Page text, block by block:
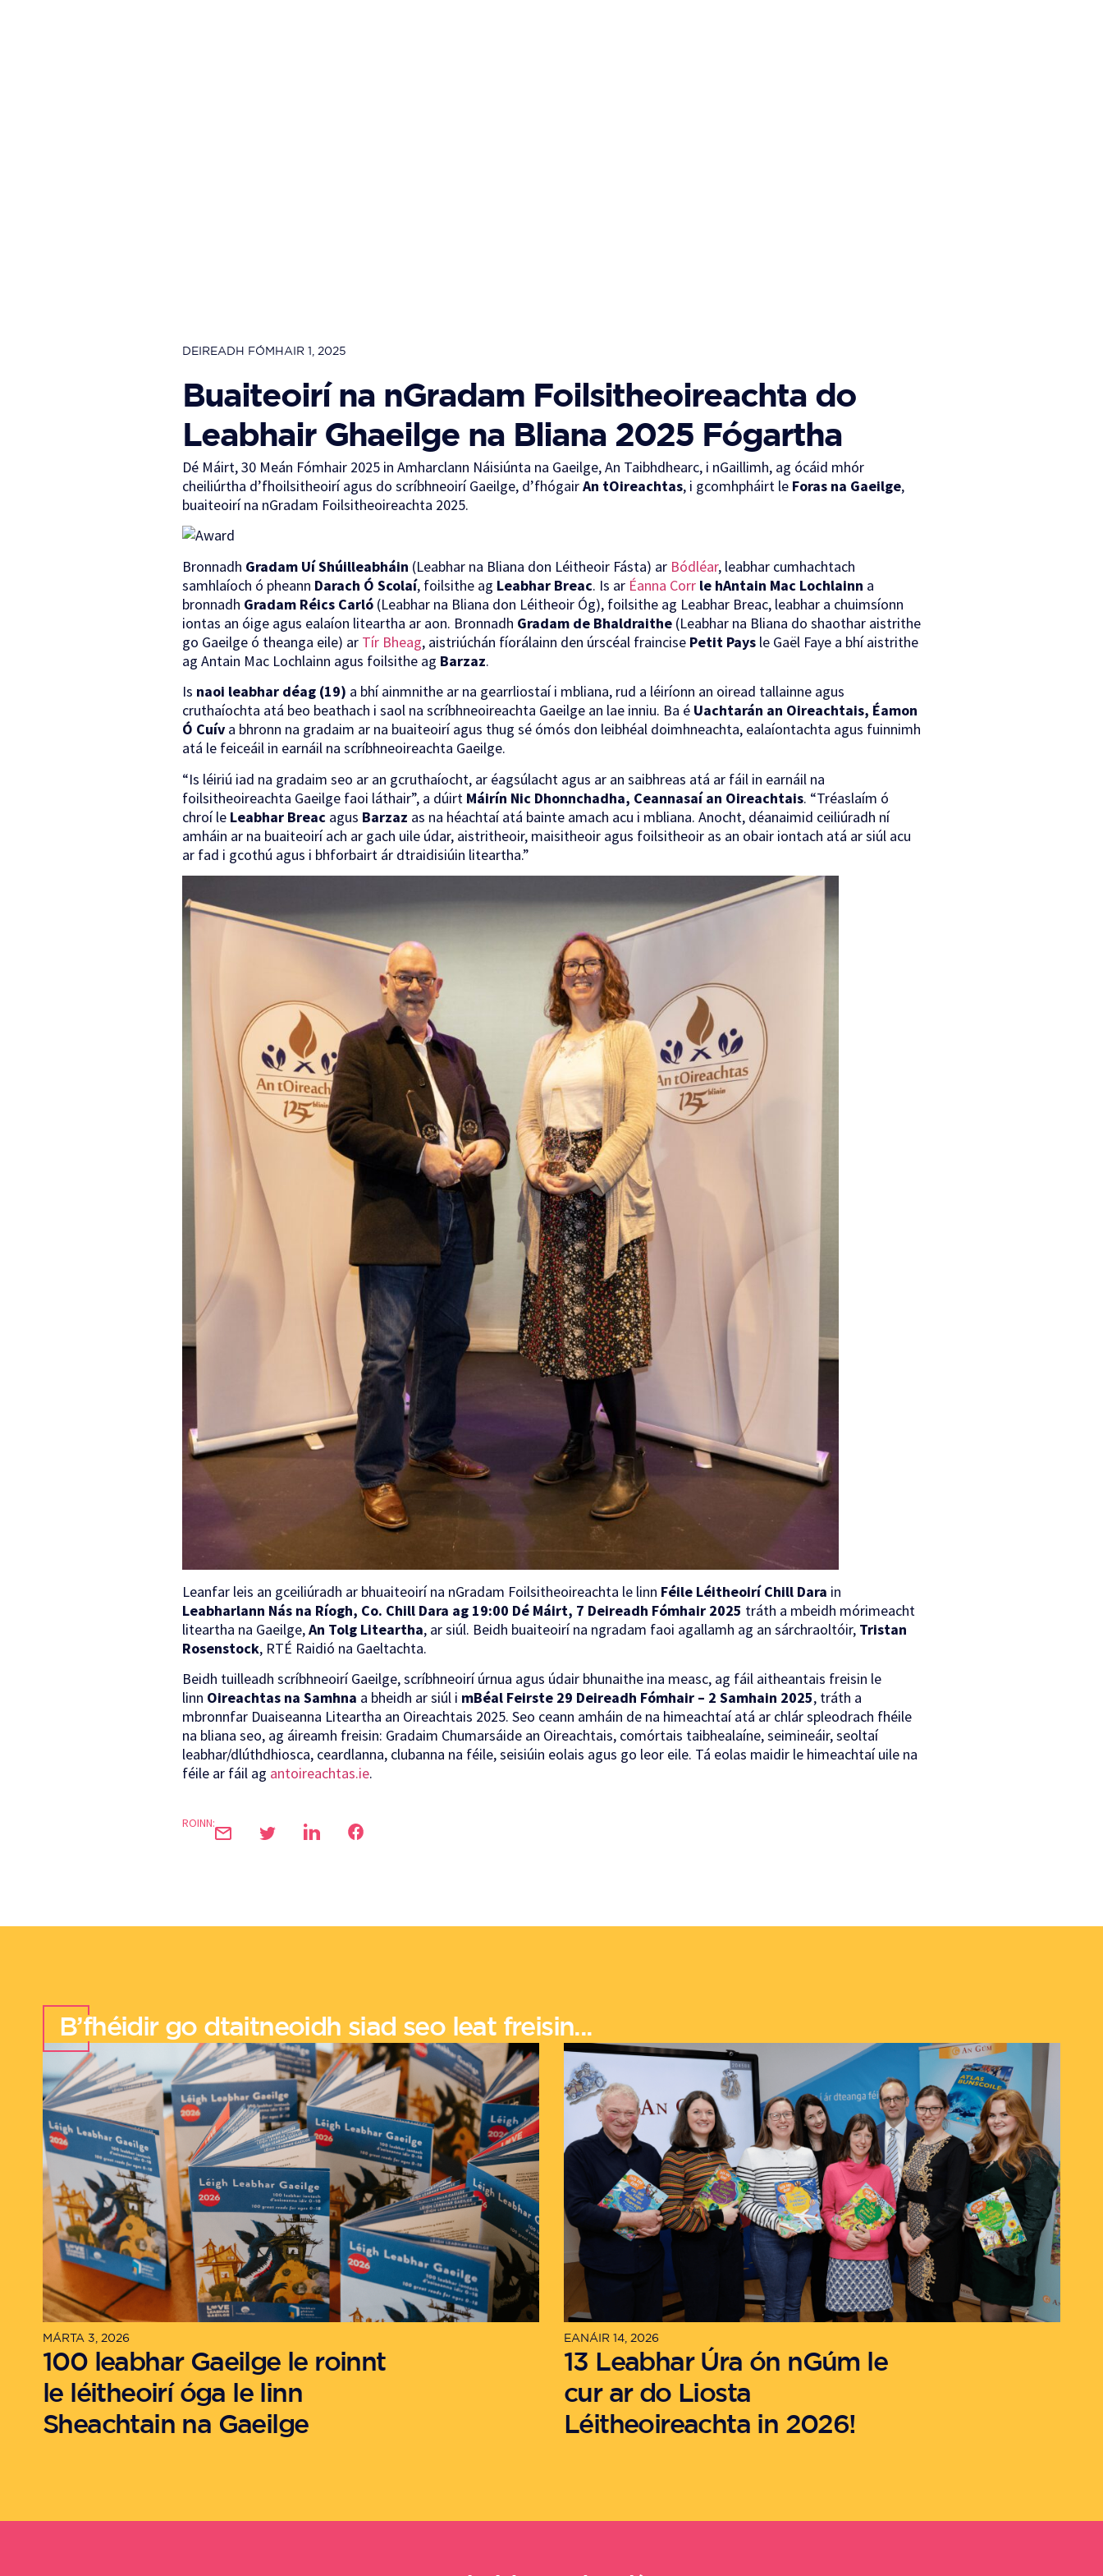
DEIREADH FÓMHAIR 1, 2025
Buaiteoirí na nGradam Foilsitheoireachta do
Leabhair Ghaeilge na Bliana 2025 Fógartha
Dé Máirt, 30 Meán Fómhair 2025 in Amharclann Náisiúnta na Gaeilge, An Taibhdhearc, i nGaillimh, ag ócáid mhór
cheiliúrtha d’fhoilsitheoirí agus do scríbhneoirí Gaeilge, d’fhógairAn tOireachtas, i gcomhpháirt le Foras na Gaeilge,
buaiteoirí na nGradam Foilsitheoireachta 2025.
Bronnadh Gradam Uí Shúilleabháin (Leabhar na Bliana don Léitheoir Fásta) ar Bódléar, leabhar cumhachtach
samhlaíoch ó pheann Darach Ó Scolaí, foilsithe ag Leabhar Breac. Is ar Éanna Corr le hAntain Mac Lochlainn a
bronnadh Gradam Réics Carló (Leabhar na Bliana don Léitheoir Óg), foilsithe ag Leabhar Breac, leabhar a chuimsíonn
iontas an óige agus ealaíon liteartha ar aon. Bronnadh Gradam de Bhaldraithe (Leabhar na Bliana do shaothar aistrithe
go Gaeilge ó theanga eile) ar Tír Bheag, aistriúchán fíorálainn den úrscéal fraincise Petit Pays le Gaël Faye a bhí aistrithe
ag Antain Mac Lochlainn agus foilsithe ag Barzaz.
Is naoi leabhar déag (19) a bhí ainmnithe ar na gearrliostaí i mbliana, rud a léiríonn an oiread tallainne agus
cruthaíochta atá beo beathach i saol na scríbhneoireachta Gaeilge an lae inniu. Ba é Uachtarán an Oireachtais, Éamon
Ó Cuív a bhronn na gradaim ar na buaiteoirí agus thug sé ómós don leibhéal doimhneachta, ealaíontachta agus fuinnimh
atá le feiceáil in earnáil na scríbhneoireachta Gaeilge.
“Is léiriú iad na gradaim seo ar an gcruthaíocht, ar éagsúlacht agus ar an saibhreas atá ar fáil in earnáil na
foilsitheoireachta Gaeilge faoi láthair”, a dúirt Máirín Nic Dhonnchadha, Ceannasaí an Oireachtais. “Tréaslaím ó
chroí le Leabhar Breac agus Barzaz as na héachtaí atá bainte amach acu i mbliana. Anocht, déanaimid ceiliúradh ní
amháin ar na buaiteoirí ach ar gach uile údar, aistritheoir, maisitheoir agus foilsitheoir as an obair iontach atá ar siúl acu
ar fad i gcothú agus i bhforbairt ár dtraidisiúin liteartha.”
Leanfar leis an gceiliúradh ar bhuaiteoirí na nGradam Foilsitheoireachta le linn Féile Léitheoirí Chill Dara in
Leabharlann Nás na Ríogh, Co. Chill Dara ag 19:00 Dé Máirt, 7 Deireadh Fómhair 2025 tráth a mbeidh mórimeacht
liteartha na Gaeilge,An Tolg Liteartha, ar siúl. Beidh buaiteoirí na ngradam faoi agallamh ag an sárchraoltóir, Tristan
Rosenstock, RTÉ Raidió na Gaeltachta.
Beidh tuilleadh scríbhneoirí Gaeilge, scríbhneoirí úrnua agus údair bhunaithe ina measc, ag fáil aitheantais freisin le
linn Oireachtas na Samhna a bheidh ar siúl i mBéal Feirste 29 Deireadh Fómhair – 2 Samhain 2025, tráth a
mbronnfar Duaiseanna Liteartha an Oireachtais 2025. Seo ceann amháin de na himeachtaí atá ar chlár spleodrach fhéile
na bliana seo, ag áireamh freisin: Gradaim Chumarsáide an Oireachtais, comórtais taibhealaíne, seimineáir, seoltaí
leabhar/dlúthdhiosca, ceardlanna, clubanna na féile, seisiúin eolais agus go leor eile. Tá eolas maidir le himeachtaí uile na
féile ar fáil ag antoireachtas.ie.
ROINN:
B’fhéidir go dtaitneoidh siad seo leat freisin...
MÁRTA 3, 2026
100 leabhar Gaeilge le roinnt
le léitheoirí óga le linn
Sheachtain na Gaeilge
EANÁIR 14, 2026
13 Leabhar Úra ón nGúm le
cur ar do Liosta
Léitheoireachta in 2026!